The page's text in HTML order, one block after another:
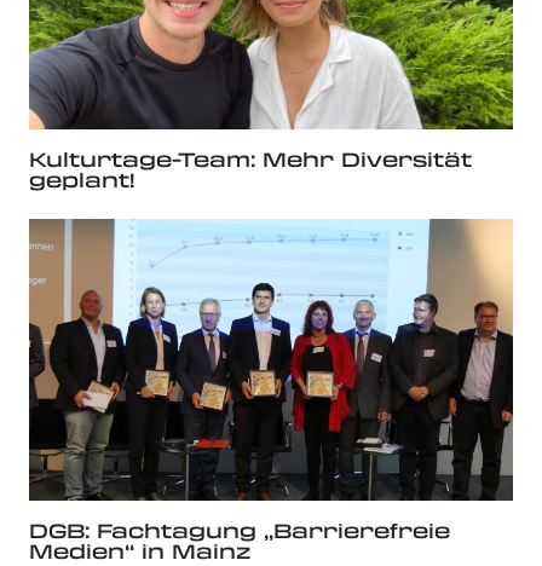
Kulturtage-Team: Mehr Diversität
geplant!
DGB: Fachtagung „Barrierefreie
Medien“ in Mainz